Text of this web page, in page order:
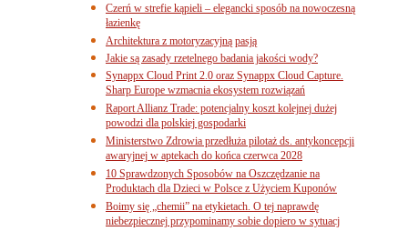
Czerń w strefie kąpieli – elegancki sposób na nowoczesną
łazienkę
Architektura z motoryzacyjną pasją
Jakie są zasady rzetelnego badania jakości wody?
Synappx Cloud Print 2.0 oraz Synappx Cloud Capture.
Sharp Europe wzmacnia ekosystem rozwiązań
Raport Allianz Trade: potencjalny koszt kolejnej dużej
powodzi dla polskiej gospodarki
Ministerstwo Zdrowia przedłuża pilotaż ds. antykoncepcji
awaryjnej w aptekach do końca czerwca 2028
10 Sprawdzonych Sposobów na Oszczędzanie na
Produktach dla Dzieci w Polsce z Użyciem Kuponów
Boimy się „chemii” na etykietach. O tej naprawdę
niebezpiecznej przypominamy sobie dopiero w sytuacj